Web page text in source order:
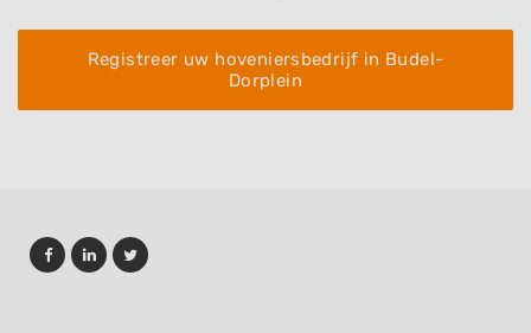
Registreer uw hoveniersbedrijf in Budel-
Dorplein